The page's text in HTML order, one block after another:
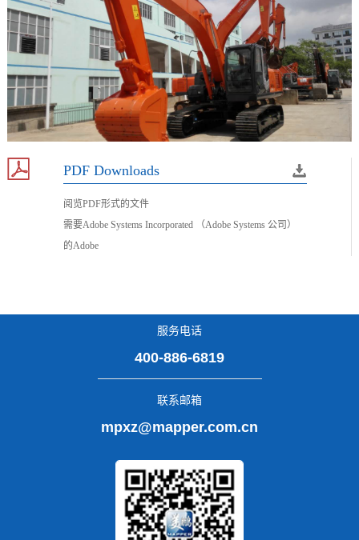
PDF Downloads
阅览PDF形式的文件
需要Adobe Systems Incorporated （Adobe Systems 公司）
的Adobe
服务电话
400-886-6819
联系邮箱
mpxz@mapper.com.cn